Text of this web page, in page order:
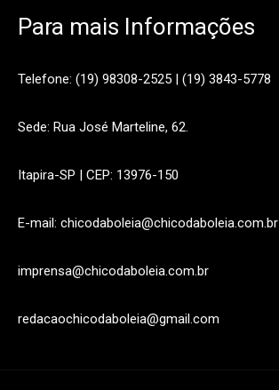
Para mais Informações
Telefone: (19) 98308-2525 | (19) 3843-5778
Sede: Rua José Marteline, 62.
Itapira-SP | CEP: 13976-150
E-mail: chicodaboleia@chicodaboleia.com.br
imprensa@chicodaboleia.com.br
redacaochicodaboleia@gmail.com